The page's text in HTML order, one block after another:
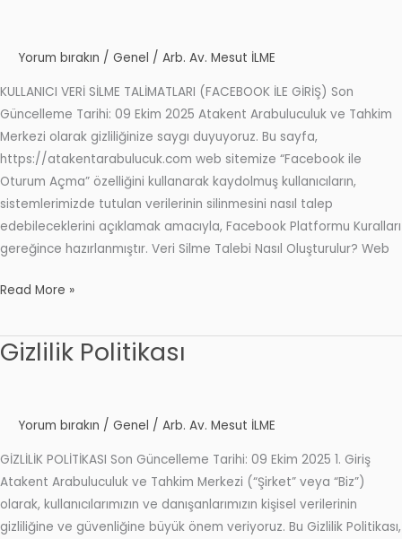
Yorum bırakın / Genel / Arb. Av. Mesut İLME
KULLANICI VERİ SİLME TALİMATLARI (FACEBOOK İLE GİRİŞ) Son
Güncelleme Tarihi: 09 Ekim 2025 Atakent Arabuluculuk ve Tahkim
Merkezi olarak gizliliğinize saygı duyuyoruz. Bu sayfa,
https://atakentarabulucuk.com web sitemize “Facebook ile
Oturum Açma” özelliğini kullanarak kaydolmuş kullanıcıların,
sistemlerimizde tutulan verilerinin silinmesini nasıl talep
edebileceklerini açıklamak amacıyla, Facebook Platformu Kuralları
gereğince hazırlanmıştır. Veri Silme Talebi Nasıl Oluşturulur? Web
Read More »
Gizlilik Politikası
Yorum bırakın / Genel / Arb. Av. Mesut İLME
GİZLİLİK POLİTİKASI Son Güncelleme Tarihi: 09 Ekim 2025 1. Giriş
Atakent Arabuluculuk ve Tahkim Merkezi (“Şirket” veya “Biz”)
olarak, kullanıcılarımızın ve danışanlarımızın kişisel verilerinin
gizliliğine ve güvenliğine büyük önem veriyoruz. Bu Gizlilik Politikası,
Gizlilik